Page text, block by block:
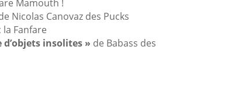
Mamouth !
Nicolas Canovaz des Pucks
Fanfare
d’objets insolites » de Babass des